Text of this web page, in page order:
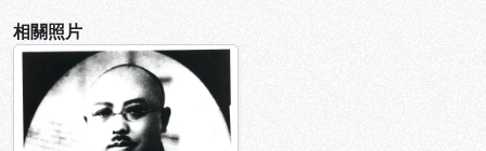
相關照片